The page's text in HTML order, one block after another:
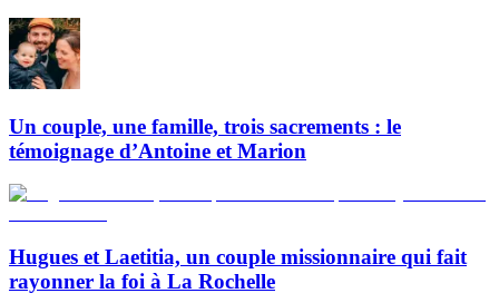
Un couple, une famille, trois sacrements : le
témoignage d’Antoine et Marion
Hugues et Laetitia, un couple missionnaire qui fait
rayonner la foi à La Rochelle